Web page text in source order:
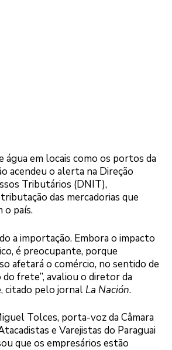
água em locais como os portos da
acendeu o alerta na Direção
Tributários (DNIT),
das mercadorias que
o país.
a importação. Embora o impacto
é preocupante, porque
afetará o comércio, no sentido de
frete”, avaliou o diretor da
citado pelo jornalLa Nación.
Tolces, porta-voz da Câmara
e Varejistas do Paraguai
que os empresários estão